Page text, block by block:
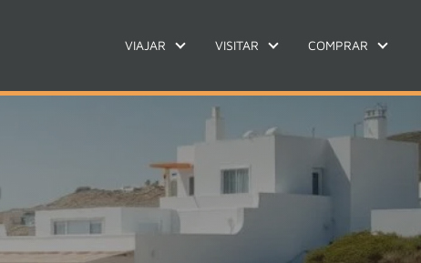
VIAJAR VISITAR COMPRAR